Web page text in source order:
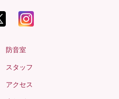
防音室
スタッフ
アクセス